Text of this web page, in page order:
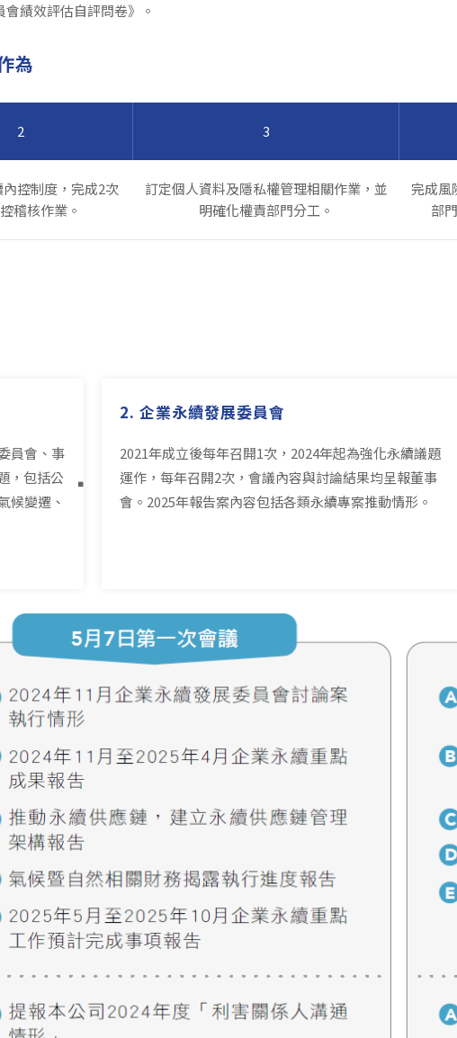
績效評估自評問卷》。
為
2 3
控制度，完成2次
稽核作業。
訂定個人資料及隱私權管理相關作業，並
明確化權責部門分工。
完成風
部
員會、事
，包括公
候變遷、
2. 企業永續發展委員會
2021年成立後每年召開1次，2024年起為強化永續議題
運作，每年召開2次，會議內容與討論結果均呈報董事
會。2025年報告案內容包括各類永續專案推動情形。